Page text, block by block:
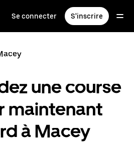
Se connecter S'inscrire
une course
maintenant
à Macey